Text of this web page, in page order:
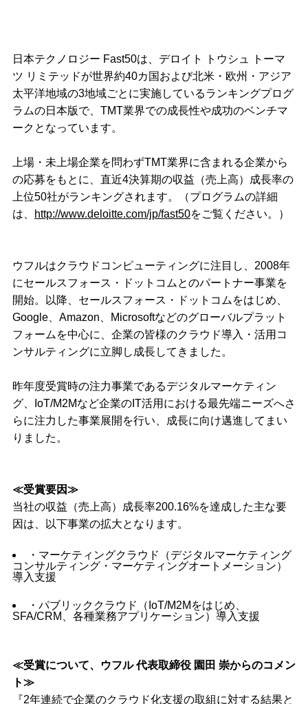
日本テクノロジー Fast50は、デロイト トウシュ トーマ
ツ リミテッドが世界約40カ国および北米・欧州・アジア
太平洋地域の3地域ごとに実施しているランキングプログ
ラムの日本版で、TMT業界での成長性や成功のベンチマ
ークとなっています。
上場・未上場企業を問わずTMT業界に含まれる企業から
の応募をもとに、直近4決算期の収益（売上高）成長率の
上位50社がランキングされます。（プログラムの詳細
は、
http://www.deloitte.com/jp/fast50をご覧ください。）
ウフルはクラウドコンピューティングに注目し、2008年
にセールスフォース・ドットコムとのパートナー事業を
開始。以降、セールスフォース・ドットコムをはじめ、
Google、Amazon、Microsoftなどのグローバルプラット
フォームを中心に、企業の皆様のクラウド導入・活用コ
ンサルティングに立脚し成長してきました。
昨年度受賞時の注力事業であるデジタルマーケティン
グ、IoT/M2Mなど企業のIT活用における最先端ニーズへさ
らに注力した事業展開を行い、成長に向け邁進してまい
りました。
≪受賞要因≫
当社の収益（売上高）成長率200.16%を達成した主な要
因は、以下事業の拡大となります。
・マーケティングクラウド（デジタルマーケティング
コンサルティング・マーケティングオートメーション）
導入支援
・パブリッククラウド（IoT/M2Mをはじめ、
SFA/CRM、各種業務アプリケーション）導入支援
≪受賞について、ウフル 代表取締役 園田 崇からのコメン
ト≫
『2年連続で企業のクラウド化支援の取組に対する結果と